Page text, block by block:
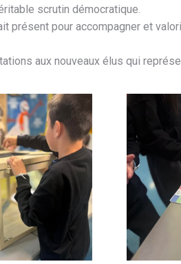
scrutin démocratique.
présent pour accompagner et
aux nouveaux élus qui